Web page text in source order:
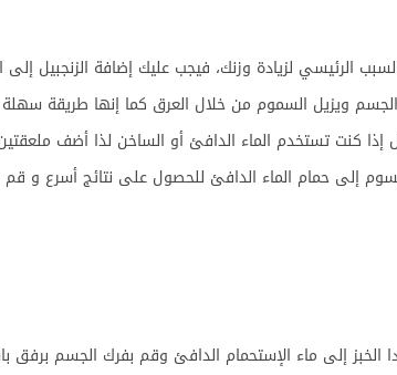
الرئيسي لزيادة وزنك، فيجب عليك إضافة الزنجبيل
ويزيل السموم من خلال العرق كما إنها طريقة سهلة
كنت تستخدم الماء الدافئ أو الساخن لذا أضف
إلى حمام الماء الدافئ للحصول على نتائج أسرع و
إلى ماء الإستحمام الدافئ وقم بفرك الجسم برفق